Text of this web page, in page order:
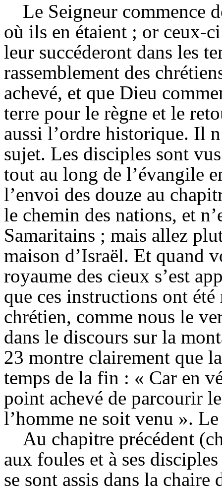
Le Seigneur commence
où ils en étaient ; or ceux-
leur succéderont dans les
rassemblement des
achevé, et que Dieu
terre pour le règne et le
aussi l’ordre historique. Il
sujet. Les disciples sont
tout au long de l’évangile
l’envoi des douze au
le chemin des nations, et
Samaritains ; mais allez
maison d’Israël. Et quand
royaume des cieux s’est
que ces instructions ont
chrétien, comme nous le
dans le discours sur la
23 montre clairement que
temps de la fin : « Car en
point achevé de parcourir
l’homme ne soit venu ».
Au chapitre précédent
aux foules et à ses
se sont assis dans la chaire